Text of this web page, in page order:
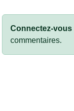
Connectez-vous
commentaires.